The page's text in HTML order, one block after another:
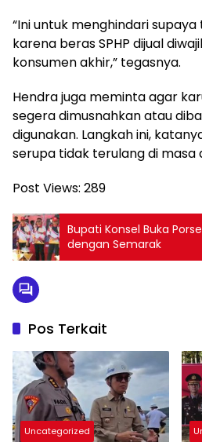
“Ini untuk menghindari
karena beras SPHP dijual
konsumen akhir,” tegasnya.
Hendra juga meminta agar
segera dimusnahkan atau
digunakan. Langkah ini,
serupa tidak terulang di masa
Post Views: 289
Bupati Konsel Buka
dengan Semarak
Pos Terkait
Uncategorized